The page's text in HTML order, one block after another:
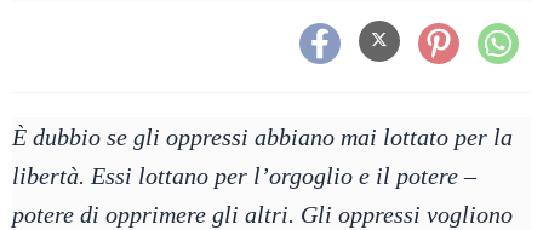
È dubbio se gli oppressi abbiano mai lottato per la
libertà. Essi lottano per l’orgoglio e il potere –
potere di opprimere gli altri. Gli oppressi vogliono